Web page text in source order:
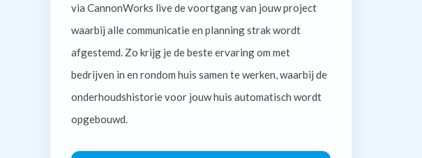
via CannonWorks live de voortgang van jouw project
waarbij alle communicatie en planning strak wordt
afgestemd. Zo krijg je de beste ervaring om met
bedrijven in en rondom huis samen te werken, waarbij de
onderhoudshistorie voor jouw huis automatisch wordt
opgebouwd.